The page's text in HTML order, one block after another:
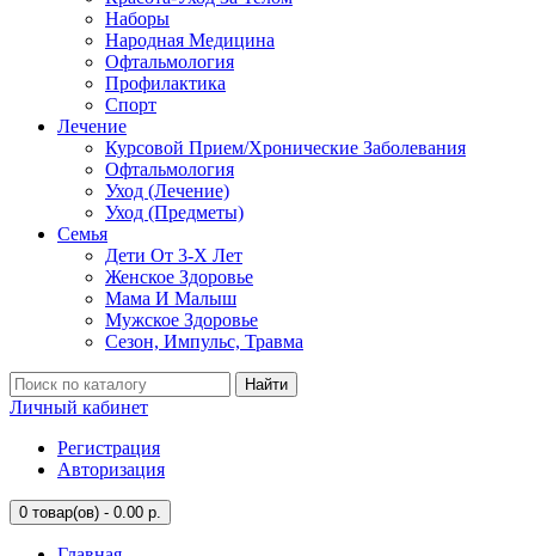
Наборы
Народная Медицина
Офтальмология
Профилактика
Спорт
Лечение
Курсовой Прием/Хронические Заболевания
Офтальмология
Уход (Лечение)
Уход (Предметы)
Семья
Дети От 3-Х Лет
Женское Здоровье
Мама И Малыш
Мужское Здоровье
Сезон, Импульс, Травма
Найти
Личный кабинет
Регистрация
Авторизация
0 товар(ов) - 0.00 р.